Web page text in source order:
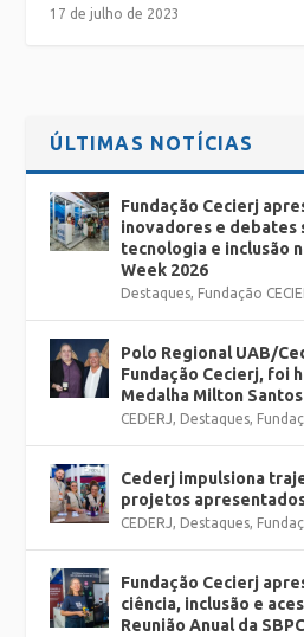
17 de julho de 2023
ÚLTIMAS NOTÍCIAS
Fundação Cecierj
inovadores e debates
tecnologia e inclusão
Week 2026
Destaques, Fundação
Polo Regional UAB/
Fundação Cecierj, foi
Medalha Milton
CEDERJ, Destaques,
Cederj impulsiona
projetos apresentados
CEDERJ, Destaques,
Fundação Cecierj
ciência, inclusão e
Reunião Anual da SBPC